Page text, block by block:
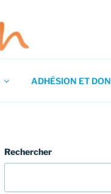
ADHÉSION ET DON
Rechercher